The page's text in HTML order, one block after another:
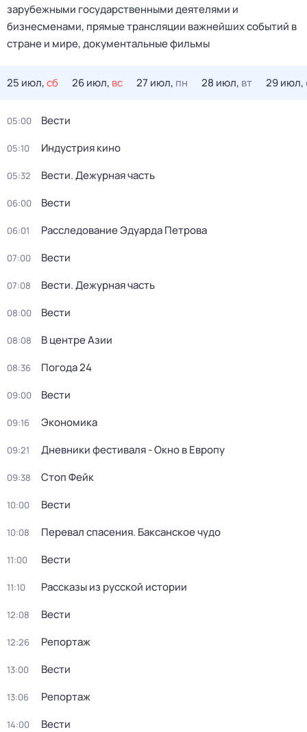
зарубежными государственными деятелями и
бизнесменами, прямые трансляции важнейших событий в
стране и мире, документальные фильмы
25 июл,сб 26 июл, вс 27 июл, пн 28 июл, вт 29 июл,
05:00 Вести
05:10 Индустрия кино
05:32 Вести. Дежурная часть
06:00 Вести
06:01 Расследование Эдуарда Петрова
07:00 Вести
07:08 Вести. Дежурная часть
08:00 Вести
08:08 В центре Азии
08:36 Погода 24
09:00 Вести
09:16 Экономика
09:21 Дневники фестиваля - Окно в Европу
09:38 Стоп Фейк
10:00 Вести
10:08 Перевал спасения. Баксанское чудо
11:00 Вести
11:10 Рассказы из русской истории
12:08 Вести
12:26 Репортаж
13:00 Вести
13:06 Репортаж
14:00 Вести